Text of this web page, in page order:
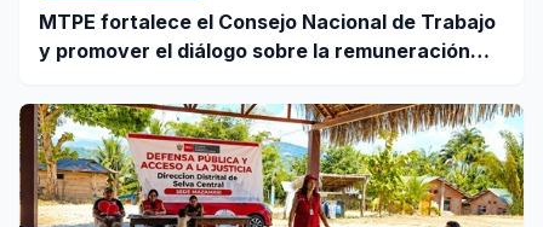
MTPE fortalece el Consejo Nacional de Trabajo
y promover el diálogo sobre la remuneración